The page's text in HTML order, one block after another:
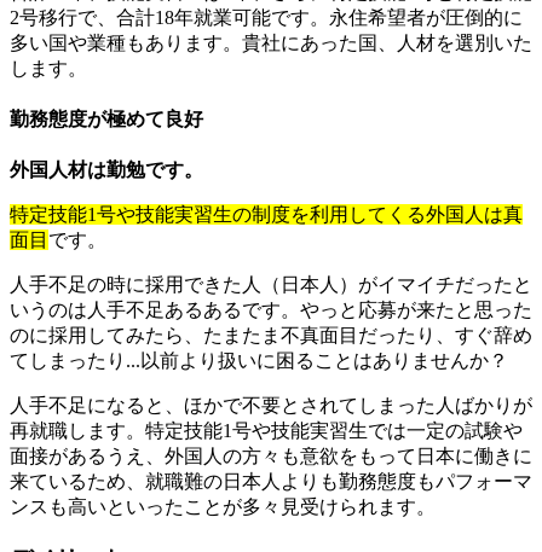
2号移行で、合計18年就業可能です。永住希望者が圧倒的に
多い国や業種もあります。貴社にあった国、人材を選別いた
します。
勤務態度が極めて良好
外国人材は勤勉です。
特定技能1号や技能実習生の制度を利用してくる外国人は真
面目 です。
人手不足の時に採用できた人（日本人）がイマイチだったと
いうのは人手不足あるあるです。やっと応募が来たと思った
のに採用してみたら、たまたま不真面目だったり、すぐ辞め
てしまったり...以前より扱いに困ることはありませんか？
人手不足になると、ほかで不要とされてしまった人ばかりが
再就職します。特定技能1号や技能実習生では一定の試験や
面接があるうえ、外国人の方々も意欲をもって日本に働きに
来ているため、就職難の日本人よりも勤務態度もパフォーマ
ンスも高いといったことが多々見受けられます。